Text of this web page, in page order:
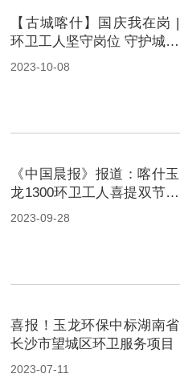
【古城喀什】国庆我在岗 |
环卫工人坚守岗位 守护城市
靓丽风景
2023-10-08
《中国晨报》报道：喀什玉
龙1300环卫工人喜提双节福
利
2023-09-28
喜报！玉龙环保中标湖南省
长沙市望城区环卫服务项目
2023-07-11